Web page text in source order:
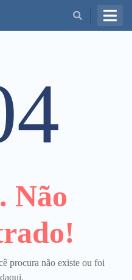
Não
procura não existe ou foi